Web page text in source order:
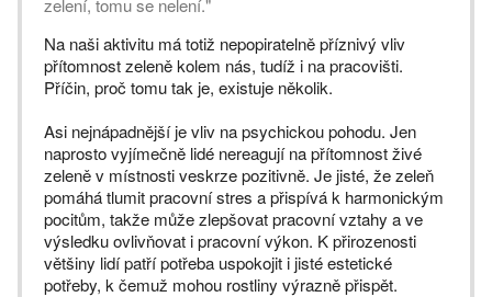
zelení, tomu se nelení."
Na naši aktivitu má totiž nepopiratelně příznivý vliv
přítomnost zeleně kolem nás, tudíž i na pracovišti.
Příčin, proč tomu tak je, existuje několik.
Asi nejnápadnější je vliv na psychickou pohodu. Jen
naprosto vyjímečně lidé nereagují na přítomnost živé
zeleně v místnosti veskrze pozitivně. Je jisté, že zeleň
pomáhá tlumit pracovní stres a přispívá k harmonickým
pocitům, takže může zlepšovat pracovní vztahy a ve
výsledku ovlivňovat i pracovní výkon. K přirozenosti
většiny lidí patří potřeba uspokojit i jisté estetické
potřeby, k čemuž mohou rostliny výrazně přispět.